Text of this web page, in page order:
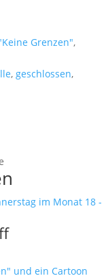
Grenzen",
, geschlossen,